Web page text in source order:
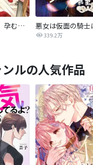
【白黒タテ版】孕むまで乱れいけ～身代わり花嫁と軍服の猛愛
339.2万
ルの人気作品